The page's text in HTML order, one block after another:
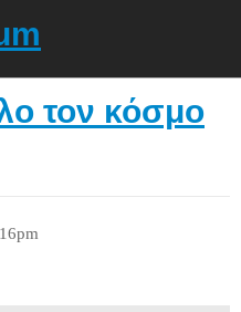
τον κόσμο